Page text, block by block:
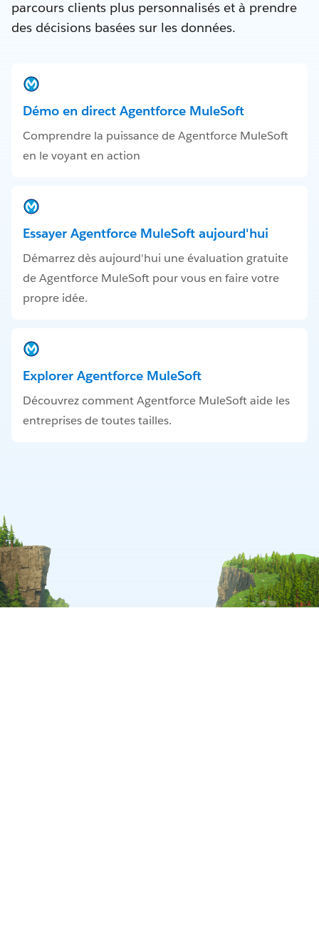
parcours clients plus personnalisés et à prendre
des décisions basées sur les données.
Démo en direct Agentforce MuleSoft
Comprendre la puissance de Agentforce MuleSoft
en le voyant en action
Essayer Agentforce MuleSoft aujourd'hui
Démarrez dès aujourd'hui une évaluation gratuite
de Agentforce MuleSoft pour vous en faire votre
propre idée.
Explorer Agentforce MuleSoft
Découvrez comment Agentforce MuleSoft aide les
entreprises de toutes tailles.